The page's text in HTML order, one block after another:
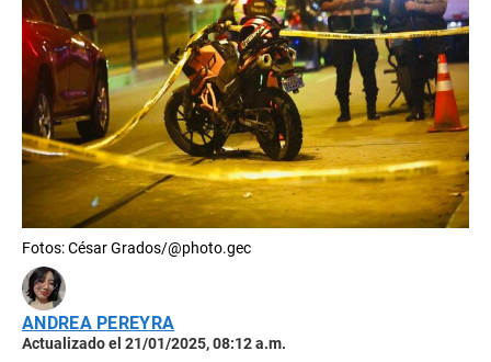
Fotos: César Grados/@photo.gec
ANDREA PEREYRA
Actualizado el 21/01/2025, 08:12 a.m.